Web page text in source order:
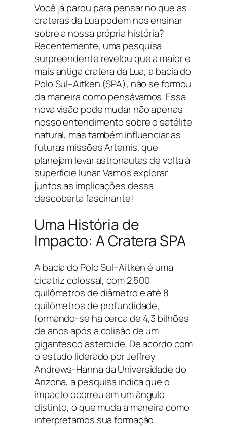
Você já parou para pensar no que as
crateras da Lua podem nos ensinar
sobre a nossa própria história?
Recentemente, uma pesquisa
surpreendente revelou que a maior e
mais antiga cratera da Lua, a bacia do
Polo Sul–Aitken (SPA), não se formou
da maneira como pensávamos. Essa
nova visão pode mudar não apenas
nosso entendimento sobre o satélite
natural, mas também influenciar as
futuras missões Artemis, que
planejam levar astronautas de volta à
superfície lunar. Vamos explorar
juntos as implicações dessa
descoberta fascinante!
Uma História de
Impacto: A Cratera SPA
A bacia do Polo Sul–Aitken é uma
cicatriz colossal, com 2.500
quilômetros de diâmetro e até 8
quilômetros de profundidade,
formando-se há cerca de 4,3 bilhões
de anos após a colisão de um
gigantesco asteroide. De acordo com
o estudo liderado por Jeffrey
Andrews-Hanna da Universidade do
Arizona, a pesquisa indica que o
impacto ocorreu em um ângulo
distinto, o que muda a maneira como
interpretamos sua formação.